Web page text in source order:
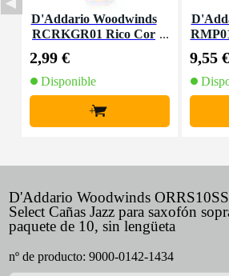
D'Addario Woodwinds
RCRKGR01 Rico Cor
2,99 €
Disponible
+
9,55 €
D'Addario Woodwinds
Select Cañas Jazz para saxofón
paquete de 10, sin lengüeta
nº de producto: 9000-0142-1434